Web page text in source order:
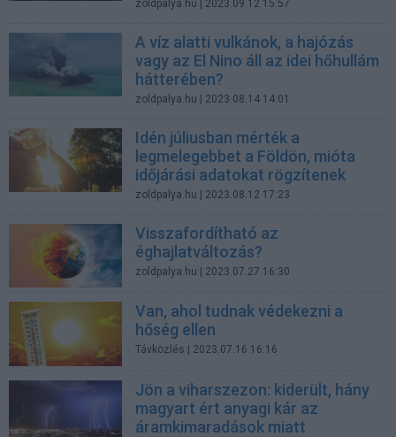
zoldpalya.hu | 2023.09.12 15:57
A víz alatti vulkánok, a hajózás
vagy az El Nino áll az idei hőhullám
hátterében?
zoldpalya.hu | 2023.08.14 14:01
Idén júliusban mérték a
legmelegebbet a Földön, mióta
időjárási adatokat rögzítenek
zoldpalya.hu | 2023.08.12 17:23
Visszafordítható az
éghajlatváltozás?
zoldpalya.hu | 2023.07.27 16:30
Van, ahol tudnak védekezni a
hőség ellen
Távközlés | 2023.07.16 16:16
Jön a viharszezon: kiderült, hány
magyart ért anyagi kár az
áramkimaradások miatt